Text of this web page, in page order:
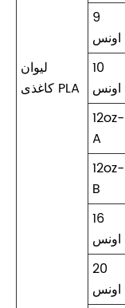
لیوان
کاغذی PLA
9
اونس
10
اونس
12oz-
A
12oz-
B
16
اونس
20
اونس